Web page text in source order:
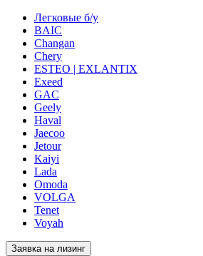
Легковые б/у
BAIC
Changan
Chery
ESTEO | EXLANTIX
Exeed
GAC
Geely
Haval
Jaecoo
Jetour
Kaiyi
Lada
Omoda
VOLGA
Tenet
Voyah
Заявка на лизинг